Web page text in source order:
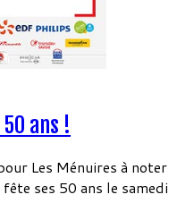
ans !
Les Ménuires à noter
ses 50 ans le samedi